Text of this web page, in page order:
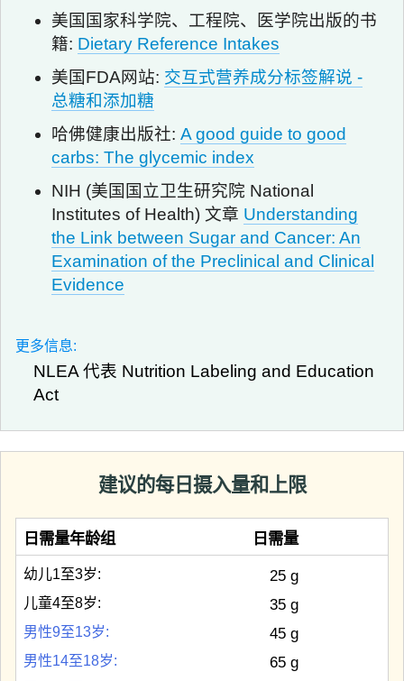
美国国家科学院、工程院、医学院出版的书
籍: Dietary Reference Intakes
美国FDA网站: 交互式营养成分标签解说 -
总糖和添加糖
哈佛健康出版社: A good guide to good
carbs: The glycemic index
NIH (美国国立卫生研究院 National
Institutes of Health) 文章 Understanding
the Link between Sugar and Cancer: An
Examination of the Preclinical and Clinical
Evidence
更多信息:
NLEA 代表 Nutrition Labeling and Education
Act
建议的每日摄入量和上限
日需量年龄组 日需量
幼儿1至3岁: 25 g
儿童4至8岁: 35 g
男性9至13岁: 45 g
男性14至18岁: 65 g